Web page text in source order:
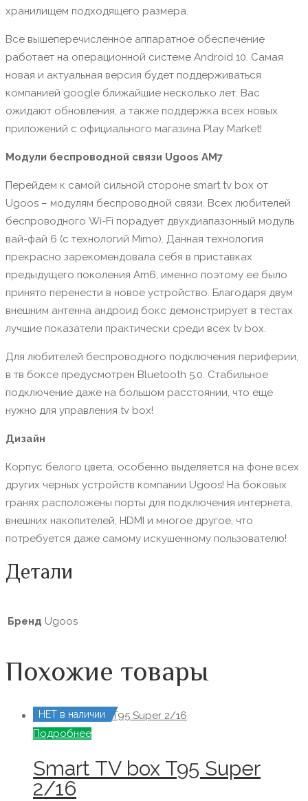
хранилищем подходящего размера.
Все вышеперечисленное аппаратное обеспечение
работает на операционной системе Android 10. Самая
новая и актуальная версия будет поддерживаться
компанией google ближайшие несколько лет. Вас
ожидают обновления, а также поддержка всех новых
приложений с официального магазина Play Market!
Модули беспроводной связи Ugoos AM7
Перейдем к самой сильной стороне smart tv box от
Ugoos – модулям беспроводной связи. Всех любителей
беспроводного Wi-Fi порадует двухдиапазонный модуль
вай-фай 6 (с технологий Mimo). Данная технология
прекрасно зарекомендовала себя в приставках
предыдущего поколения Am6, именно поэтому ее было
принято перенести в новое устройство. Благодаря двум
внешним антенна андроид бокс демонстрирует в тестах
лучшие показатели практически среди всех tv box.
Для любителей беспроводного подключения периферии,
в тв боксе предусмотрен Bluetooth 5.0. Стабильное
подключение даже на большом расстоянии, что еще
нужно для управления tv box!
Дизайн
Корпус белого цвета, особенно выделяется на фоне всех
других черных устройств компании Ugoos! На боковых
гранях расположены порты для подключения интернета,
внешних накопителей, HDMI и многое другое, что
потребуется даже самому искушенному пользователю!
Детали
Бренд Ugoos
Похожие товары
НЕТ в наличии
Подробнее
Smart TV box T95 Super
2/16